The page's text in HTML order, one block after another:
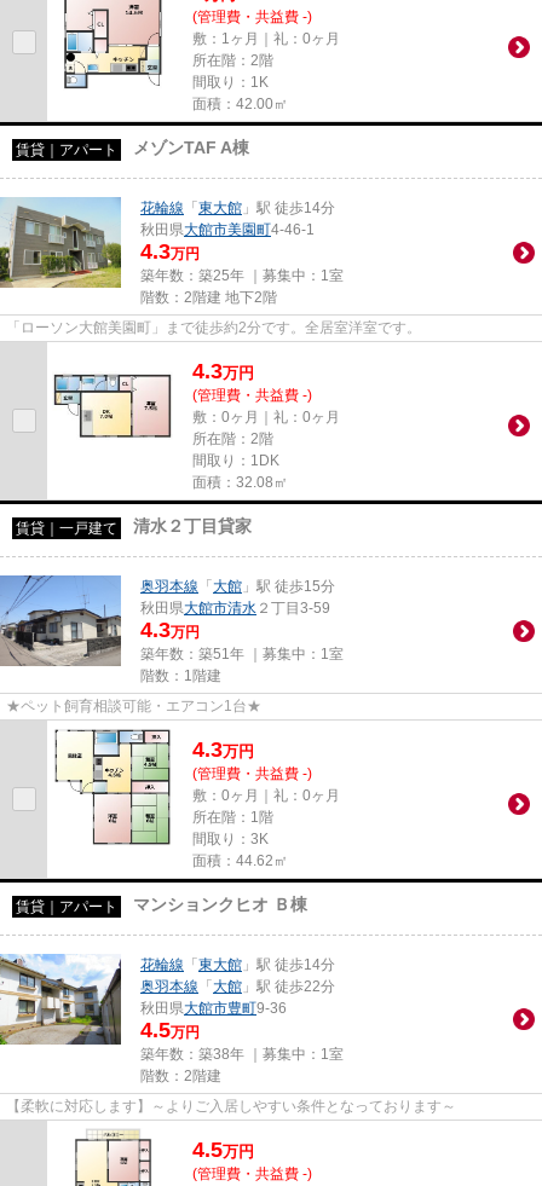
(管理費・共益費 -)
敷：1ヶ月｜礼：0ヶ月
所在階：2階
間取り：1K
面積：42.00㎡
賃貸｜アパート メゾンTAF A棟
花輪線 「 東大館 」駅 徒歩14分
秋田県大館市美園町4-46-1
4.3万円
築年数：築25年 ｜募集中： 1室
階数：2階建 地下2階
「ローソン大館美園町」まで徒歩約2分です。全居室洋室です。
4.3万円
(管理費・共益費 -)
敷：0ヶ月｜礼：0ヶ月
所在階：2階
間取り：1DK
面積：32.08㎡
賃貸｜一戸建て 清水２丁目貸家
奥羽本線 「 大館 」駅 徒歩15分
秋田県大館市清水 ２丁目3-59
4.3万円
築年数：築51年 ｜募集中： 1室
階数：1階建
★ペット飼育相談可能・エアコン1台★
4.3万円
(管理費・共益費 -)
敷：0ヶ月｜礼：0ヶ月
所在階：1階
間取り：3K
面積：44.62㎡
賃貸｜アパート マンションクヒオ Ｂ棟
花輪線 「 東大館 」駅 徒歩14分
奥羽本線 「 大館 」駅 徒歩22分
秋田県大館市豊町9-36
4.5万円
築年数：築38年 ｜募集中： 1室
階数：2階建
【柔軟に対応します】～よりご入居しやすい条件となっております～
4.5万円
(管理費・共益費 -)